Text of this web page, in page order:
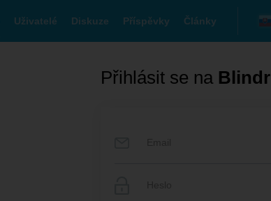
Uživatelé Diskuze Příspěvky Články
Přihlásit se na Blindr